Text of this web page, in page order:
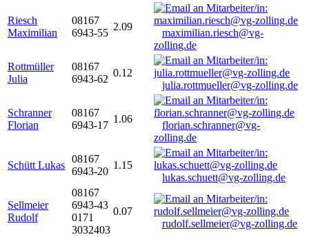
Riesch
Maximilian
08167
6943-55
2.09
maximilian.riesch@vg-
zolling.de
Rottmüller
Julia
08167
6943-62
0.12
julia.rottmueller@vg-zolling.de
Schranner
Florian
08167
6943-17
1.06
florian.schranner@vg-
zolling.de
Schütt Lukas
08167
6943-20
1.15
lukas.schuett@vg-zolling.de
Sellmeier
Rudolf
08167
6943-43
0171
3032403
0.07
rudolf.sellmeier@vg-zolling.de